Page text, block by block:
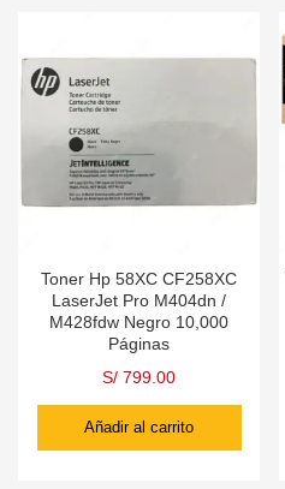
Toner Hp 58XC CF258XC
LaserJet Pro M404dn /
M428fdw Negro 10,000
Páginas
S/ 799.00
Añadir al carrito